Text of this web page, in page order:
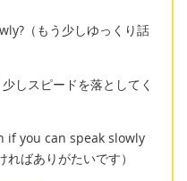
（もう少しゆっくり話
しスピードを落としてく
if you can speak slowly
ばありがたいです）